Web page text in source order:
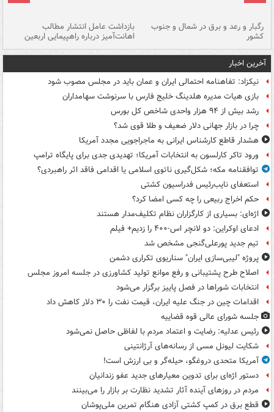
رگبار و رعد و برق در شمال و جنوب
کشور
بازداشت عامل انتشار مطالب
اهانت‌آمیز درباره راهپیمایی اربعین
آخرین اخبار
نیکزاد: تفاهنامه احتمالی ایران و عمان باید در مجلس مصوب شود
بازی هیات مدیره هلدینگ خلیج فارس با سرنوشت سهامداران
رشد بیش از ۹۴ هزار واحدی شاخص کل بورس
چرا در بازار جهانی دلار ضعیف و طلا قوی شد؟
هشدار قاطع کارشناس ایرانی به ماجراجویی مجدد آمریکا
ورود تاکر کارلسون به انتخابات آمریکا؛ تهدیدی جدی برای پایگاه ترامپ
توافقنامه مکه؛ شکل‌گیری ناتوی اسلامی یا اقدامی فاقد اثر راهبردی؟
استعفای نایب‌رئیس فدراسیون کشتی
حکم اخراج ربیعی را چه کسی امضا کرد؟
اژه‌ای: بسیاری از کارگزاران نظام تکلیف‌مدار هستند
ادعای اوکراین: دو لانچر اس-۴۰۰ را زدیم+ فیلم
تیم جدید پورعلی‌گنجی مشخص شد
پروژه "لیبی‌سازی ایران" سناریوی تکراری دشمن
اصلاح طرح پشتیبانی و رفع موانع تولید کشاورزی در جلسه امروز مجلس
انتخابات شوراها در فصل پاییز برگزار می‌شود
اقدامات چین در جنگ علیه ایران، قیمت نفت را ۳۰ دلار کاهش داد
جلسه شورای عالی قوه قضاییه
رئیس عدلیه: رضایت و اعتماد مردم با لفاظی حاصل نمی‌شود
شکایت لیونل مسی از رسانه‌های آرژانتینی
آمریکا متحدی دروغگو، حیله‌گر و بی ارزش است!
دستور اژه‌ای برای تدوین معیارهای جدید عفو زندانیان
مردم در روزهای آینده آثار تشدید نظارت بر بازار را می‌بینند
قطع برق در کمپ کشتی آزادی هنگام تمرین ملی‌پوشان